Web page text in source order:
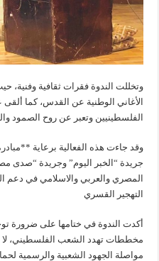
وتخللت الندوة فقرات ثقافية
الأغاني الوطنية عن القدس، كما ألقى
الفلسطينيين وتعبر عن روح الصمود
وقد جاءت هذه الفعالية برعاية
جريدة “الخبر اليوم” وجريدة “صدى
المصري والعربي والاسلامي في دعم
التهجير القسري
أكدت الندوة في ختامها على ضرورة
مخططات تهدد الشعب الفلسطيني،
مواصلة الجهود الشعبية والرسمية